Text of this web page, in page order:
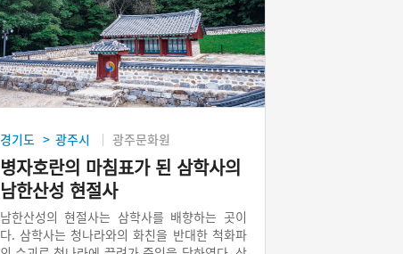
경기도 > 광주시 광주문화원
병자호란의 마침표가 된 삼학사의
남한산성 현절사
남한산성의 현절사는 삼학사를 배향하는 곳이
다. 삼학사는 청나라와의 화친을 반대한 척화파